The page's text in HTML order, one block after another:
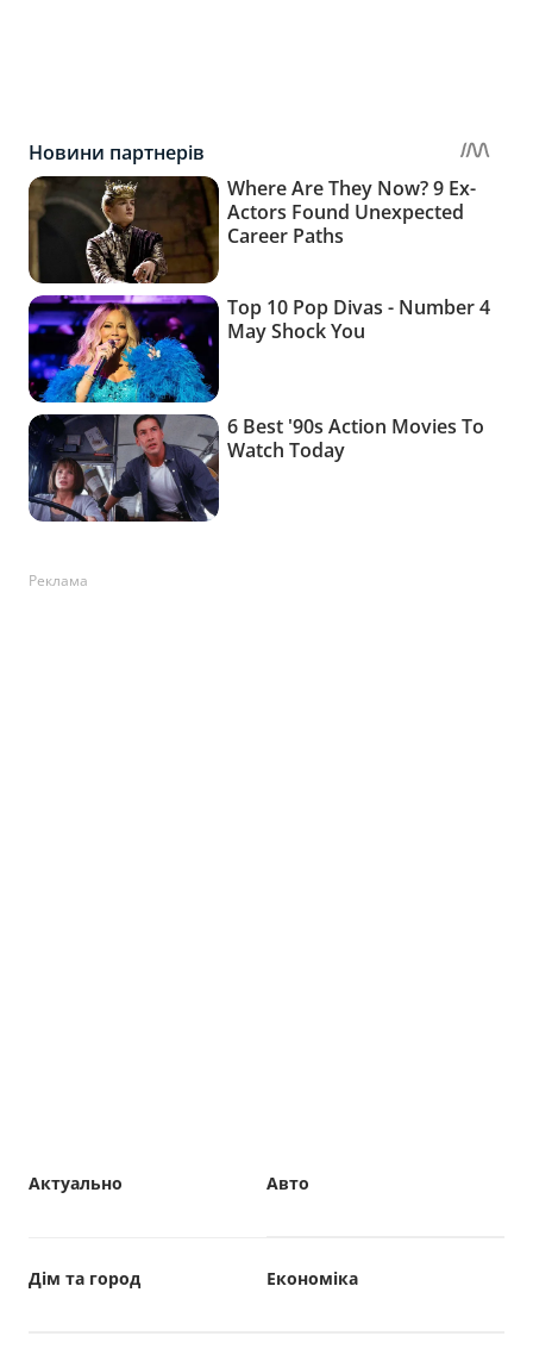
Реклама
Авто
Актуально
Дім та город Економіка